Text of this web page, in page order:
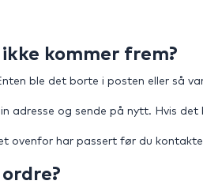
kommer frem?
ble det borte i posten eller så
adresse og sende på nytt. Hvis
ovenfor har passert før du